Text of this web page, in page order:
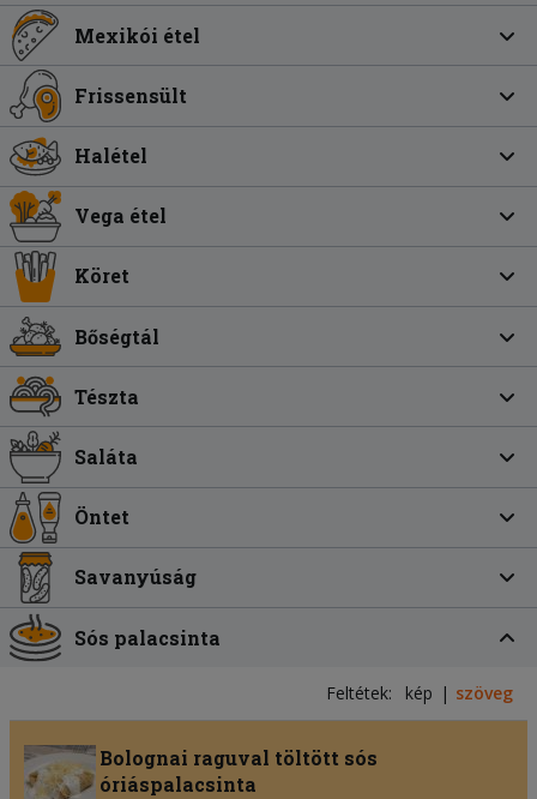
Mexikói étel
Frissensült
Halétel
Vega étel
Köret
Bőségtál
Tészta
Saláta
Öntet
Savanyúság
Sós palacsinta
Feltétek: kép szöveg
Bolognai raguval töltött sós
óriáspalacsinta